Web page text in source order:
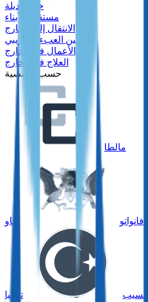
خطة بديلة
مستقبل الأبناء
الانتقال إلى الخارج
تحسين العبء الضريبي
الأعمال في الخارج
العلاج في الخارج
حسب الجنسية
مالطا
فانواتو ساو
تركيا